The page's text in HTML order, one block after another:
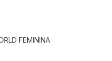
FEMININA